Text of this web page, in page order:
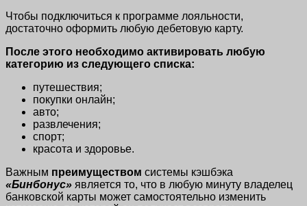
Чтобы подключиться к программе лояльности,
достаточно оформить любую дебетовую карту.
После этого необходимо активировать любую
категорию из следующего списка:
путешествия;
покупки онлайн;
авто;
развлечения;
спорт;
красота и здоровье.
Важным преимуществом системы кэшбэка
«Бинбонус» является то, что в любую минуту владелец
банковской карты может самостоятельно изменить